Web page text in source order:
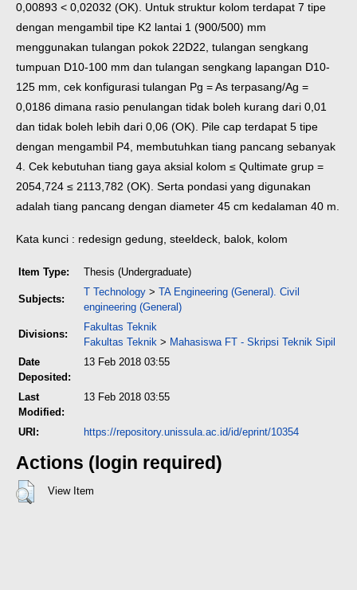
0,00893 < 0,02032 (OK). Untuk struktur kolom terdapat 7 tipe
dengan mengambil tipe K2 lantai 1 (900/500) mm
menggunakan tulangan pokok 22D22, tulangan sengkang
tumpuan D10-100 mm dan tulangan sengkang lapangan D10-
125 mm, cek konfigurasi tulangan Pg = As terpasang/Ag =
0,0186 dimana rasio penulangan tidak boleh kurang dari 0,01
dan tidak boleh lebih dari 0,06 (OK). Pile cap terdapat 5 tipe
dengan mengambil P4, membutuhkan tiang pancang sebanyak
4. Cek kebutuhan tiang gaya aksial kolom ≤ Qultimate grup =
2054,724 ≤ 2113,782 (OK). Serta pondasi yang digunakan
adalah tiang pancang dengan diameter 45 cm kedalaman 40 m.
Kata kunci : redesign gedung, steeldeck, balok, kolom
Item Type: Thesis (Undergraduate)
Subjects:
T Technology > TA Engineering (General). Civil
engineering (General)
Divisions:
Fakultas Teknik
Fakultas Teknik > Mahasiswa FT - Skripsi Teknik Sipil
Date
Deposited:
13 Feb 2018 03:55
Last
Modified:
13 Feb 2018 03:55
URI: https://repository.unissula.ac.id/id/eprint/10354
Actions (login required)
View Item